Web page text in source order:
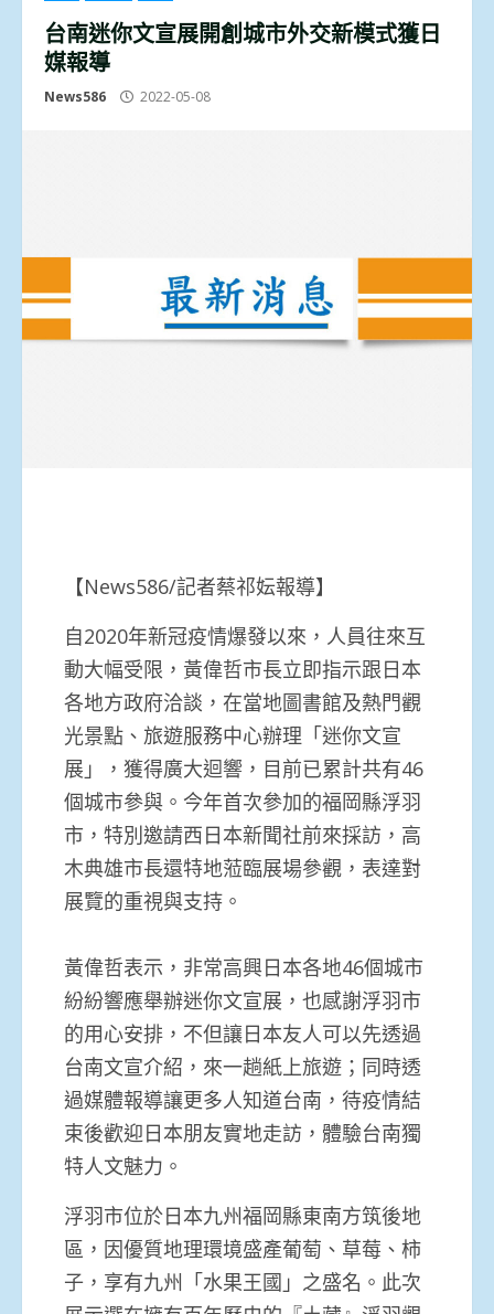
台南迷你文宣展開創城市外交新模式獲日
媒報導
News586 2022-05-08
【News586/記者蔡祁妘報導】
自2020年新冠疫情爆發以來，人員往來互
動大幅受限，黃偉哲市長立即指示跟日本
各地方政府洽談，在當地圖書館及熱門觀
光景點、旅遊服務中心辦理「迷你文宣
展」，獲得廣大迴響，目前已累計共有46
個城市參與。今年首次參加的福岡縣浮羽
市，特別邀請西日本新聞社前來採訪，高
木典雄市長還特地蒞臨展場參觀，表達對
展覽的重視與支持。
黃偉哲表示，非常高興日本各地46個城市
紛紛響應舉辦迷你文宣展，也感謝浮羽市
的用心安排，不但讓日本友人可以先透過
台南文宣介紹，來一趟紙上旅遊；同時透
過媒體報導讓更多人知道台南，待疫情結
束後歡迎日本朋友實地走訪，體驗台南獨
特人文魅力。
浮羽市位於日本九州福岡縣東南方筑後地
區，因優質地理環境盛產葡萄、草莓、柿
子，享有九州「水果王國」之盛名。此次